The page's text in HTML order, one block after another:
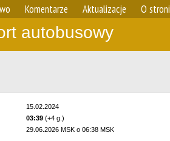
Komentarze Aktualizacje O
autobusowy
15.02.2024
03:39 (+4 g.)
29.06.2026 MSK o 06:38 MSK